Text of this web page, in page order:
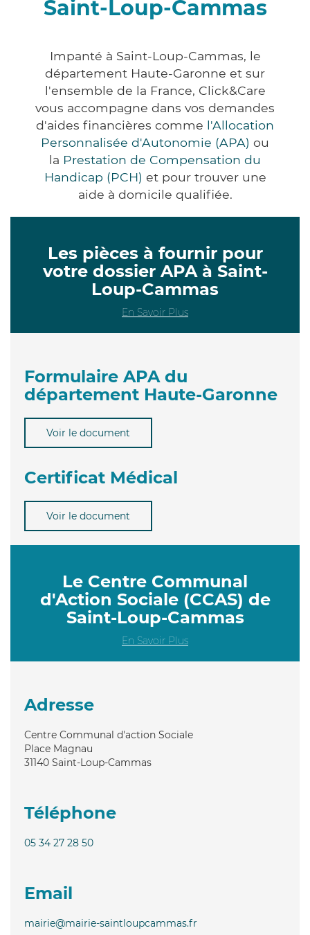
Saint-Loup-Cammas
Impanté à Saint-Loup-Cammas, le
département Haute-Garonne et sur
l'ensemble de la France, Click&Care
vous accompagne dans vos demandes
d'aides financières comme l'Allocation
Personnalisée d'Autonomie (APA) ou
la Prestation de Compensation du
Handicap (PCH) et pour trouver une
aide à domicile qualifiée.
Les pièces à fournir pour
votre dossier APA à Saint-
Loup-Cammas
En Savoir Plus
Formulaire APA du
département Haute-Garonne
Voir le document
Certificat Médical
Voir le document
Le Centre Communal
d'Action Sociale (CCAS) de
Saint-Loup-Cammas
En Savoir Plus
Adresse
Centre Communal d'action Sociale
Place Magnau
31140 Saint-Loup-Cammas
Téléphone
05 34 27 28 50
Email
mairie@mairie-saintloupcammas.fr